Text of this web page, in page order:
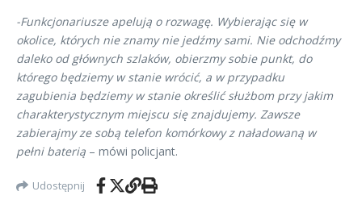
-Funkcjonariusze apelują o rozwagę. Wybierając się w
okolice, których nie znamy nie jedźmy sami. Nie odchodźmy
daleko od głównych szlaków, obierzmy sobie punkt, do
którego będziemy w stanie wrócić, a w przypadku
zagubienia będziemy w stanie określić służbom przy jakim
charakterystycznym miejscu się znajdujemy. Zawsze
zabierajmy ze sobą telefon komórkowy z naładowaną w
pełni baterią – mówi policjant.
Udostępnij